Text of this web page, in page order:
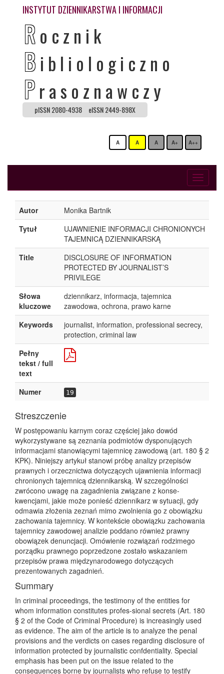
INSTYTUT DZIENNIKARSTWA I INFORMACJI
Rocznik
B ibliologiczno
Prasoznawczy
pISSN 2080-4938 eISSN 2449-898X
A A A A+ A++
Toggle
Autor
Monika Bartnik
Tytuł
UJAWNIENIE INFORMACJI CHRONIONYCH
TAJEMNICĄ DZIENNIKARSKĄ
Title
DISCLOSURE OF INFORMATION
PROTECTED BY JOURNALIST’S
PRIVILEGE
Słowa
kluczowe
dziennikarz, informacja, tajemnica
zawodowa, ochrona, prawo karne
Keywords
journalist, information, professional secrecy,
protection, criminal law
Pełny
tekst / full
text
Numer
19
Streszczenie
W postępowaniu karnym coraz częściej jako dowód
wykorzystywane są zeznania podmiotów dysponujących
informacjami stanowiącymi tajemnicę zawodową (art. 180 § 2
KPK). Niniejszy artykuł stanowi próbę analizy przepisów
prawnych i orzecznictwa dotyczących ujawnienia informacji
chronionych tajemnicą dziennikarską. W szczególności
zwrócono uwagę na zagadnienia związane z konse-
kwencjami, jakie może ponieść dziennikarz w sytuacji, gdy
odmawia złożenia zeznań mimo zwolnienia go z obowiązku
zachowania tajemnicy. W kontekście obowiązku zachowania
tajemnicy zawodowej analizie poddano również prawny
obowiązek denuncjacji. Omówienie rozwiązań rodzimego
porządku prawnego poprzedzone zostało wskazaniem
przepisów prawa międzynarodowego dotyczących
prezentowanych zagadnień.
Summary
In criminal proceedings, the testimony of the entities for
whom information constitutes profes-sional secrets (Art. 180
§ 2 of the Code of Criminal Procedure) is increasingly used
as evidence. The aim of the article is to analyze the penal
provisions and the verdicts on cases regarding disclosure of
information protected by journalistic confdentiality. Special
emphasis has been put on the issue related to the
consequences borne by journalists who refuse to testify